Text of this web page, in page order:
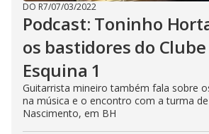
DO R7/07/03/2022
Podcast: Toninho
os bastidores do Clube
Esquina 1
Guitarrista mineiro também fala sobre
na música e o encontro com a turma
Nascimento, em BH